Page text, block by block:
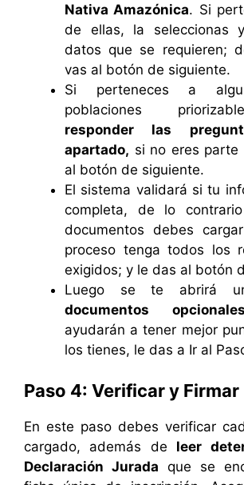
Nativa Amazónica. Si
de ellas, la seleccionas
datos que se requieren;
vas al botón de siguiente.
Si perteneces a
poblaciones
responder las
apartado, si no eres
al botón de siguiente.
El sistema validará si tu
completa, de lo
documentos debes
proceso tenga todos los
exigidos; y le das al botón
Luego se te abrirá
documentos opcionales
ayudarán a tener mejor
los tienes, le das a Ir al
Paso 4: Verificar y Firmar
En este paso debes verificar
cargado, además de leer
Declaración Jurada que se